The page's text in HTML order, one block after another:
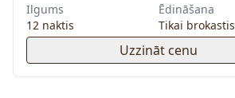
Ilgums
12 naktis
Ēdināšana
Tikai brokastis
Uzzināt cenu